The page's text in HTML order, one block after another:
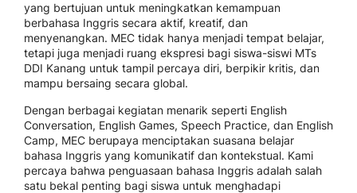
yang bertujuan untuk meningkatkan kemampuan
berbahasa Inggris secara aktif, kreatif, dan
menyenangkan. MEC tidak hanya menjadi tempat belajar,
tetapi juga menjadi ruang ekspresi bagi siswa-siswi MTs
DDI Kanang untuk tampil percaya diri, berpikir kritis, dan
mampu bersaing secara global.
Dengan berbagai kegiatan menarik seperti English
Conversation, English Games, Speech Practice, dan English
Camp, MEC berupaya menciptakan suasana belajar
bahasa Inggris yang komunikatif dan kontekstual. Kami
percaya bahwa penguasaan bahasa Inggris adalah salah
satu bekal penting bagi siswa untuk menghadapi